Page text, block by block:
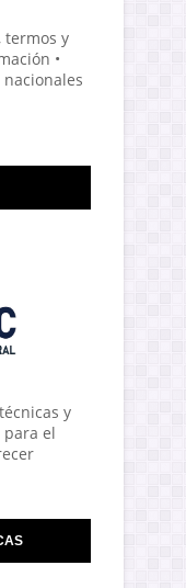
termos y
•
nacionales
y
el